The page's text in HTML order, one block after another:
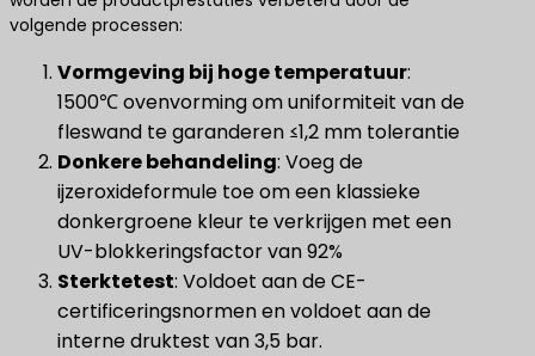
volgende processen:
Vormgeving bij hoge temperatuur​:
1500℃ ovenvorming om uniformiteit van de
fleswand te garanderen ≤1,2 mm tolerantie
Donkere behandeling​: Voeg de
ijzeroxideformule toe om een ​​klassieke
donkergroene kleur te verkrijgen met een
UV-blokkeringsfactor van 92%
Sterktetest​: Voldoet aan de CE-
certificeringsnormen en voldoet aan de
interne druktest van 3,5 bar.